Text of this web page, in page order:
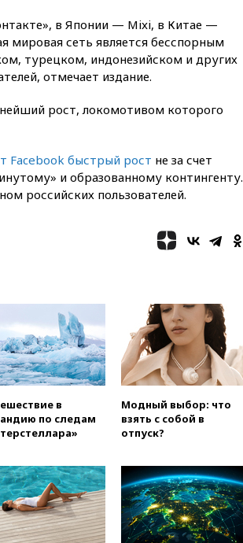
10:53
Три человека погибли в
результате ночной атаки БПЛА
ВСУ на Белгород
10:31 ВС РФ ударили по
инфраструктуре
бомба разрушила Нагасаки
09:47Два ребенка ранены в
Минобороны: за ночь
сбито 153 украинских БПЛА
07:40
OpenAI приостановила
выпуск модели Astra и-за
потенциальных рисков
06:25
У берегов Италии
обнаружили затонувшее
судно древнеримских времен
«Одиссея» Нолана
собрала в мировом прокате
свыше $1 млрд
02:22
Собянин сообщил о
высоких темпах строительства
недвижимости в Москве
01:20
Россиянин в среднем
съедает несколько арбузов за
в Японии — Mixi, в Китае —
мировая сеть является бесспорным
турецком, индонезийском и других
отмечает издание.
рост, локомотивом которого
Facebook быстрый рост не за счет
и образованному контингенту.
российских пользователей.
в
по следам
Модный выбор: что
взять с собой в
отпуск?